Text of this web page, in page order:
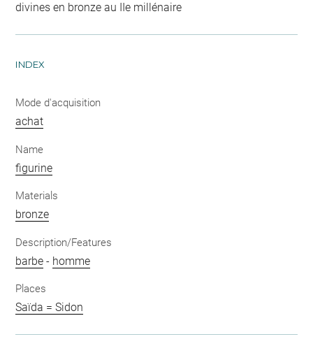
divines en bronze au IIe millénaire
INDEX
Mode d'acquisition
achat
Name
figurine
Materials
bronze
Description/Features
barbe - homme
Places
Saïda = Sidon